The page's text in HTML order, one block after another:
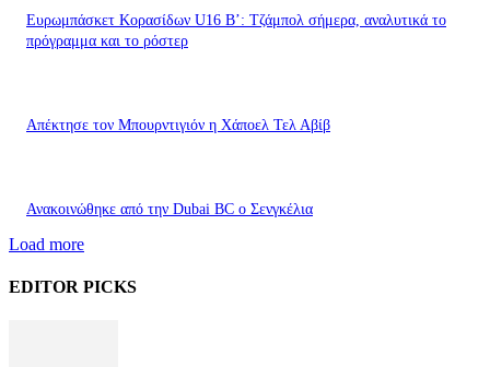
Ευρωμπάσκετ Κορασίδων U16 B’: Τζάμπολ σήμερα, αναλυτικά το
πρόγραμμα και το ρόστερ
Απέκτησε τον Μπουρντιγιόν η Χάποελ Τελ Αβίβ
Ανακοινώθηκε από την Dubai BC ο Σενγκέλια
Load more
EDITOR PICKS